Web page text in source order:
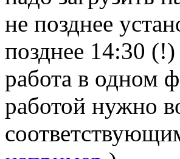
не позднее
позднее 14:30
работа в одном
работой нужно